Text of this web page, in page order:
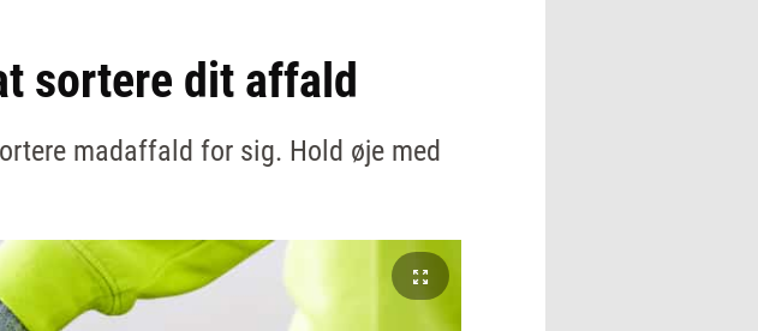
sortere dit affald
madaffald for sig. Hold øje med